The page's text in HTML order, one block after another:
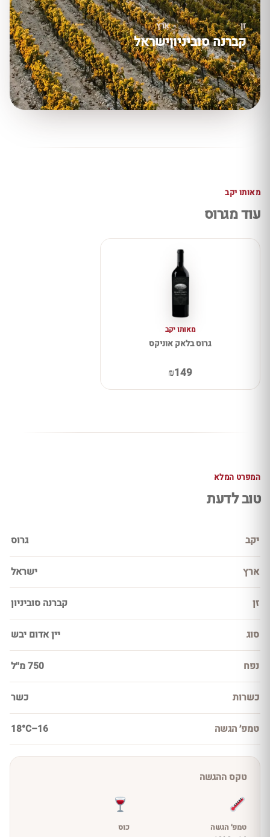
זן
קברנה סוביניון
ארץ
ישראל
מאותו יקב
עוד מגרוס
מאותו יקב
גרוס בלאק אוניקס
₪149
המפרט המלא
טוב לדעת
יקב גרוס
ארץ ישראל
זן קברנה סוביניון
סוג יין אדום יבש
נפח 750 מ''ל
כשרות כשר
טמפ׳ הגשה 16–18°C
טקס ההגשה
טמפ׳ הגשה כוס